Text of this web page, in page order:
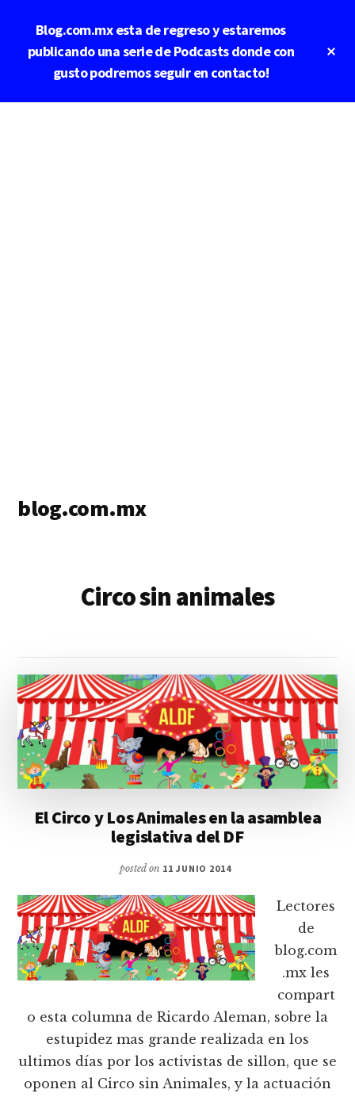
contenido
Blog.com.mx esta de regreso y estaremos
publicando una serie de Podcasts donde con
gusto podremos seguir en contacto!
blog.com.mx
Circo sin animales
El Circo y Los Animales en la asamblea
legislativa del DF
posted on 11 JUNIO 2014
Lectores
de
blog.com
.mx les
compart
o esta columna de Ricardo Aleman, sobre la
estupidez mas grande realizada en los
ultimos días por los activistas de sillon, que se
oponen al Circo sin Animales, y la actuación